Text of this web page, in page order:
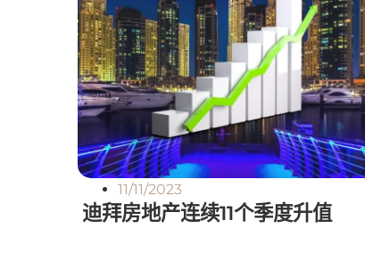
11/11/2023
迪拜房地产连续11个季度升值